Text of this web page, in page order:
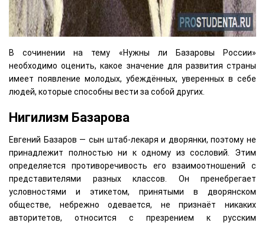
В сочинении на тему «Нужны ли Базаровы России»
необходимо оценить, какое значение для развития страны
имеет появление молодых, убеждённых, уверенных в себе
людей, которые способны вести за собой других.
Нигилизм Базарова
Евгений Базаров — сын штаб-лекаря и дворянки, поэтому не
принадлежит полностью ни к одному из сословий. Этим
определяется противоречивость его взаимоотношений с
представителями разных классов. Он пренебрегает
условностями и этикетом, принятыми в дворянском
обществе, небрежно одевается, не признаёт никаких
авторитетов, относится с презрением к русским